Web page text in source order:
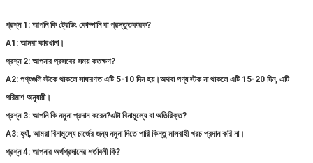
প্রশ্ন 1: আপনি কি ট্রেডিং কোম্পানি বা প্রস্তুতকারক?
A1: আমরা কারখানা।
প্রশ্ন 2: আপনার প্রসবের সময় কতক্ষণ?
A2: পণ্যগুলি স্টকে থাকলে সাধারণত এটি 5-10 দিন হয়।অথবা পণ্য স্টক না থাকলে এটি 15-20 দিন, এটি
পরিমাণ অনুযায়ী।
প্রশ্ন 3: আপনি কি নমুনা প্রদান করেন?এটা বিনামূল্যে বা অতিরিক্ত?
A3: হ্যাঁ, আমরা বিনামূল্যে চার্জের জন্য নমুনা দিতে পারি কিন্তু মালবাহী খরচ প্রদান করি না।
প্রশ্ন 4: আপনার অর্থপ্রদানের শর্তাবলী কি?